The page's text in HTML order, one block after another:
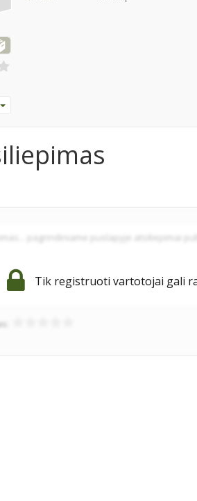
Tik registruoti vartotojai gali